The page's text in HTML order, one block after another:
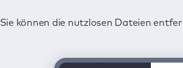
Sie können die nutzlosen Dateien
Sie sind rund um die
Sie können Ihren MacKeeper mit